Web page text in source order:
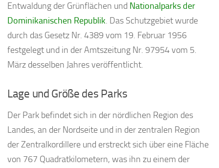
Entwaldung der Grünflächen und Nationalparks der
Dominikanischen Republik. Das Schutzgebiet wurde
durch das Gesetz Nr. 4389 vom 19. Februar 1956
festgelegt und in der Amtszeitung Nr. 97954 vom 5.
März desselben Jahres veröffentlicht.
Lage und Größe des Parks
Der Park befindet sich in der nördlichen Region des
Landes, an der Nordseite und in der zentralen Region
der Zentralkordillere und erstreckt sich über eine Fläche
von 767 Quadratkilometern, was ihn zu einem der